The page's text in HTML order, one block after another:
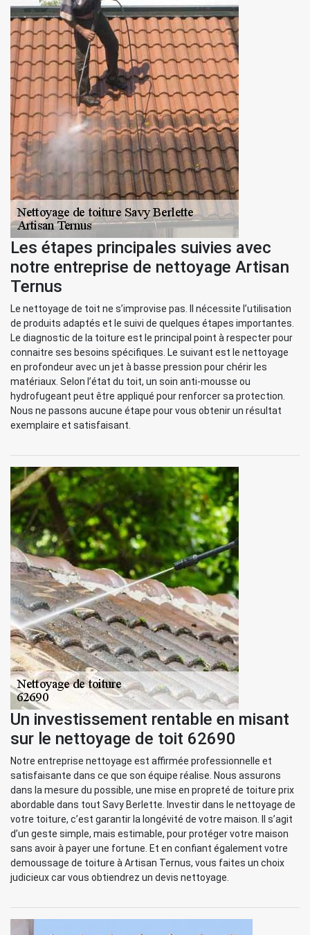
Les étapes principales suivies avec
notre entreprise de nettoyage Artisan
Ternus
Le nettoyage de toit ne s’improvise pas. Il nécessite l’utilisation
de produits adaptés et le suivi de quelques étapes importantes.
Le diagnostic de la toiture est le principal point à respecter pour
connaitre ses besoins spécifiques. Le suivant est le nettoyage
en profondeur avec un jet à basse pression pour chérir les
matériaux. Selon l’état du toit, un soin anti-mousse ou
hydrofugeant peut être appliqué pour renforcer sa protection.
Nous ne passons aucune étape pour vous obtenir un résultat
exemplaire et satisfaisant.
Un investissement rentable en misant
sur le nettoyage de toit 62690
Notre entreprise nettoyage est affirmée professionnelle et
satisfaisante dans ce que son équipe réalise. Nous assurons
dans la mesure du possible, une mise en propreté de toiture prix
abordable dans tout Savy Berlette. Investir dans le nettoyage de
votre toiture, c’est garantir la longévité de votre maison. Il s’agit
d’un geste simple, mais estimable, pour protéger votre maison
sans avoir à payer une fortune. Et en confiant également votre
demoussage de toiture à Artisan Ternus, vous faites un choix
judicieux car vous obtiendrez un devis nettoyage.